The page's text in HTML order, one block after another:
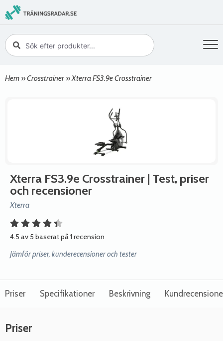
Hem »Crosstrainer »Xterra FS3.9e Crosstrainer
Xterra FS3.9e Crosstrainer | Test, priser
och recensioner
Xterra
4.5 av 5 baserat på 1 recension
Jämför priser, kunderecensioner och tester
Priser Specifikationer Beskrivning
Priser